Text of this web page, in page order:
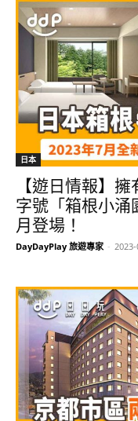
日本
【遊日情報】
字號「箱根小涌
月登場！
DayDayPlay 旅遊專家 -